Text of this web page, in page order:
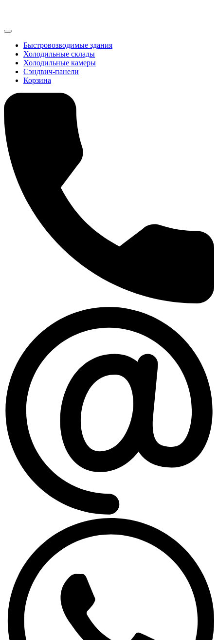
Быстровозводимые здания
Холодильные склады
Холодильные камеры
Сэндвич-панели
Корзина